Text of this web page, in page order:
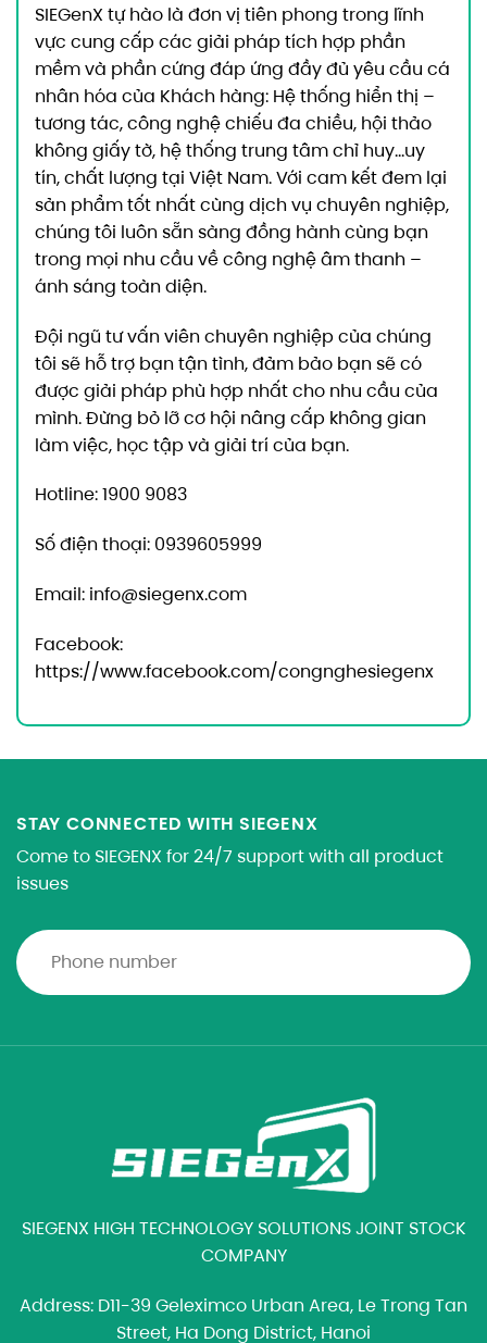
SIEGenX tự hào là đơn vị tiên phong trong lĩnh
vực cung cấpcác giải pháp tích hợp phần
mềm và phần cứng đáp ứng đầy đủ yêu cầu cá
nhân hóa của Khách hàng: Hệ thống hiển thị –
tương tác, công nghệ chiếu đa chiều, hội thảo
không giấy tờ, hệ thống trung tâm chỉ huy…uy
tín, chất lượng tại Việt Nam. Với cam kết đem lại
sản phẩm tốt nhất cùng dịch vụ chuyên nghiệp,
chúng tôi luôn sẵn sàng đồng hành cùng bạn
trong mọi nhu cầu về công nghệ âm thanh –
ánh sáng toàn diện.
Đội ngũ tư vấn viên chuyên nghiệp của chúng
tôi sẽ hỗ trợ bạn tận tình, đảm bảo bạn sẽ có
được giải pháp phù hợp nhất cho nhu cầu của
mình. Đừng bỏ lỡ cơ hội nâng cấp không gian
làm việc, học tập và giải trí của bạn.
Hotline: 1900 9083
Số điện thoại: 0939605999
Email: info@siegenx.com
Facebook:
https://www.facebook.com/congnghesiegenx
STAY CONNECTED WITH SIEGENX
Come to SIEGENX for 24/7 support with all product
issues
SIEGENX HIGH TECHNOLOGY SOLUTIONS JOINT STOCK
COMPANY
Address: D11-39 Geleximco Urban Area, Le Trong Tan
Street, Ha Dong District, Hanoi